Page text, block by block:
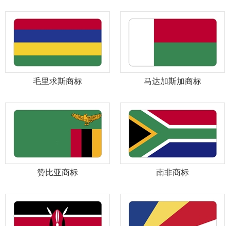
毛里求斯商标 马达加斯加商标
赞比亚商标 南非商标